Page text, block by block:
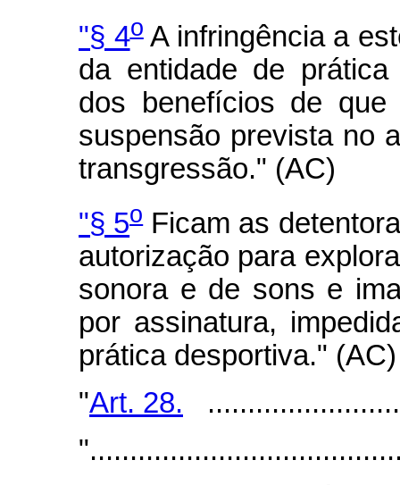
"§ 4oA infringência a
da entidade de
dos benefícios de
suspensão prevista no
transgressão." (AC)
"§ 5oFicam as
autorização para
sonora e de sons e
por assinatura,
prática desportiva." (AC)
"Art. 28.